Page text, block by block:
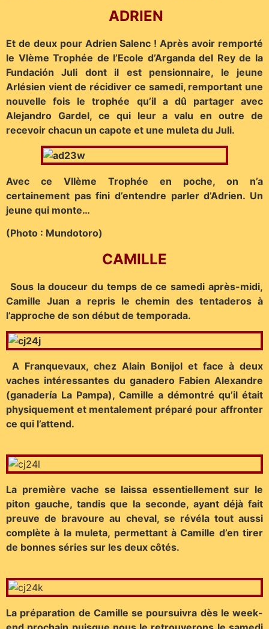
ADRIEN
Et de deux pour Adrien Salenc ! Après avoir remporté
le VIème Trophée de l’Ecole d’Arganda del Rey de la
Fundación Juli dont il est pensionnaire, le jeune
Arlésien vient de récidiver ce samedi, remportant une
nouvelle fois le trophée qu’il a dû partager avec
Alejandro Gardel, ce qui leur a valu en outre de
recevoir chacun un capote et une muleta du Juli.
Avec ce VIIème Trophée en poche, on n’a
certainement pas fini d’entendre parler d’Adrien. Un
jeune qui monte…
(Photo : Mundotoro)
CAMILLE
Sous la douceur du temps de ce samedi après-midi,
Camille Juan a repris le chemin des tentaderos à
l’approche de son début de temporada.
A Franquevaux, chez Alain Bonijol et face à deux
vaches intéressantes du ganadero Fabien Alexandre
(ganadería La Pampa), Camille a démontré qu’il était
physiquement et mentalement préparé pour affronter
ce qui l’attend.
La première vache se laissa essentiellement sur le
piton gauche, tandis que la seconde, ayant déjà fait
preuve de bravoure au cheval, se révéla tout aussi
complète à la muleta, permettant à Camille d’en tirer
de bonnes séries sur les deux côtés.
La préparation de Camille se poursuivra dès le week-